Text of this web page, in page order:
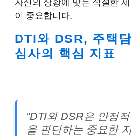
자신의 상황에 맞는 적절한
이 중요합니다.
DTI와 DSR, 주택
심사의 핵심 지표
“DTI와 DSR은 안정
을 판단하는 중요한